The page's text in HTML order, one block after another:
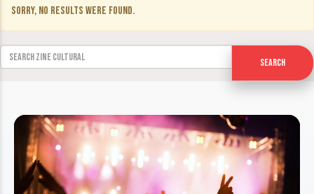
Sorry, no results were found.
Search for:
Search